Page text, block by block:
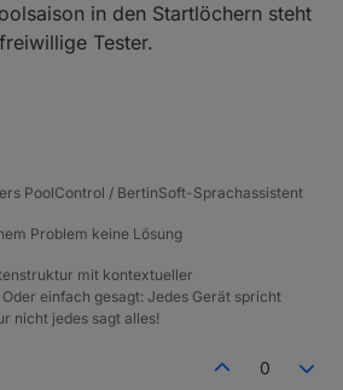
in den Startlöchern steht
Tester.
PoolControl / BertinSoft-Sprachassistent
Problem keine Lösung
mit kontextueller
einfach gesagt: Jedes Gerät spricht
nicht jedes sagt alles!
0